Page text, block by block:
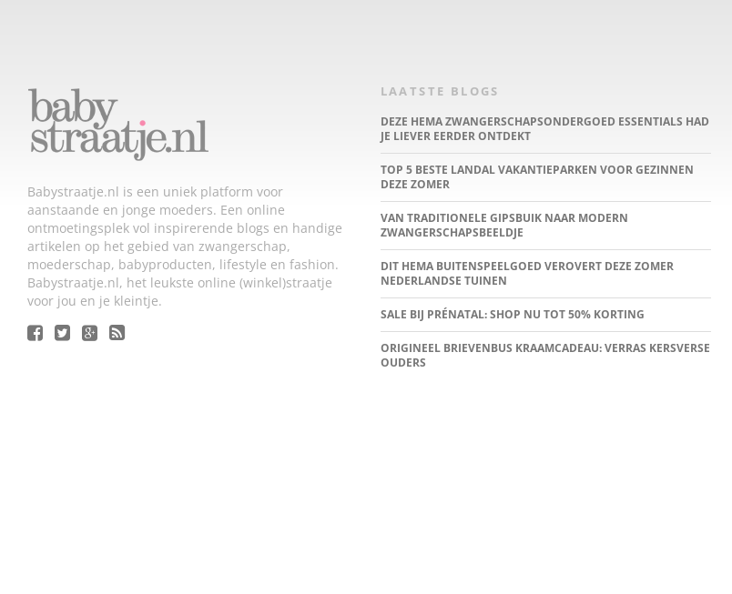
Babystraatje.nl is een uniek platform voor
aanstaande en jonge moeders. Een online
ontmoetingsplek vol inspirerende blogs en handige
artikelen op het gebied van zwangerschap,
moederschap, babyproducten, lifestyle en fashion.
Babystraatje.nl, het leukste online (winkel)straatje
voor jou en je kleintje.
LAATSTE BLOGS
DEZE HEMA ZWANGERSCHAPSONDERGOED ESSENTIALS HAD
JE LIEVER EERDER ONTDEKT
TOP 5 BESTE LANDAL VAKANTIEPARKEN VOOR GEZINNEN
DEZE ZOMER
VAN TRADITIONELE GIPSBUIK NAAR MODERN
ZWANGERSCHAPSBEELDJE
DIT HEMA BUITENSPEELGOED VEROVERT DEZE ZOMER
NEDERLANDSE TUINEN
SALE BIJ PRÉNATAL: SHOP NU TOT 50% KORTING
ORIGINEEL BRIEVENBUS KRAAMCADEAU: VERRAS KERSVERSE
OUDERS